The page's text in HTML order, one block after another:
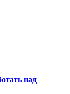
над